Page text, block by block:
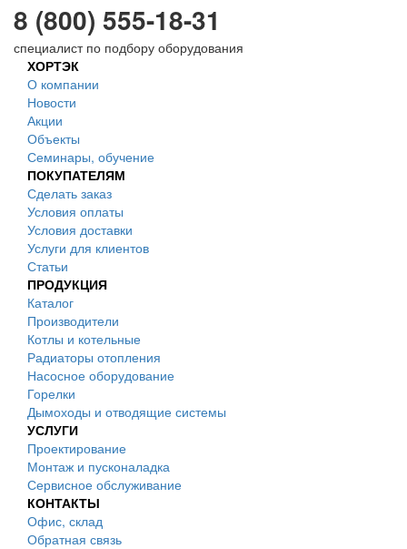
8 (800) 555-18-31
специалист по подбору оборудования
ХОРТЭК
О компании
Новости
Акции
Объекты
Семинары, обучение
ПОКУПАТЕЛЯМ
Сделать заказ
Условия оплаты
Условия доставки
Услуги для клиентов
Статьи
ПРОДУКЦИЯ
Каталог
Производители
Котлы и котельные
Радиаторы отопления
Насосное оборудование
Горелки
Дымоходы и отводящие системы
УСЛУГИ
Проектирование
Монтаж и пусконаладка
Сервисное обслуживание
КОНТАКТЫ
Офис, склад
Обратная связь